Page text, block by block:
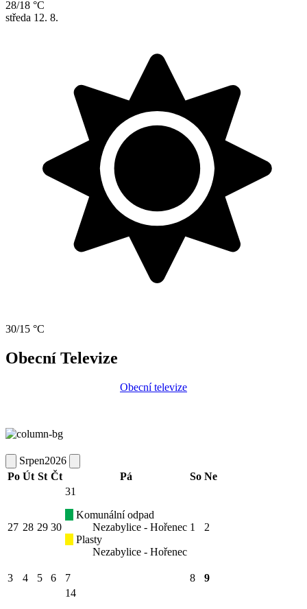
28/18 °C
středa 12. 8.
30/15 °C
Obecní Televize
Obecní televize
Srpen2026
Po Út St Čt Pá So Ne
27 28 29 30
31
Komunální odpad
Nezabylice - Hořenec
Plasty
Nezabylice - Hořenec
1 2
3 4 5 6 7 8 9
14